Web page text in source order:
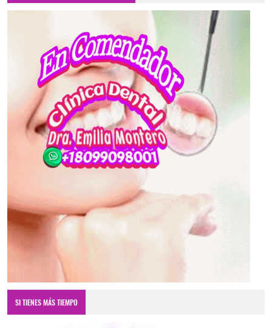
SI TIENES MÁS TIEMPO